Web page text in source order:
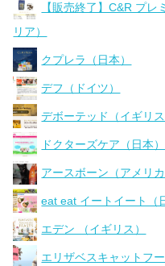
【販売終了】C&R プ
リア）
クプレラ（日本）
デフ（ドイツ）
デボーテッド（イギリス
ドクターズケア（日本）
アースボーン（アメリカ
eat eat イートイート（
エデン （イギリス）
エリザベスキャットフ